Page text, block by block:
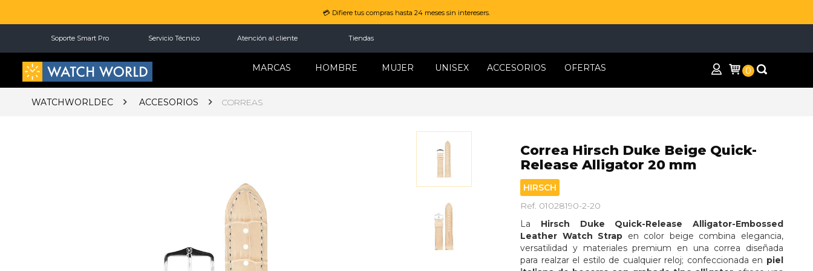
💳 Difiere tus compras hasta 24 meses sin interesers.
Soporte Smart Pro Servicio Técnico Atención al cliente Tiendas
MARCAS HOMBRE MUJER UNISEX ACCESORIOS OFERTAS 0
WATCHWORLDEC ACCESORIOS CORREAS
Correa Hirsch Duke Beige Quick-
Release Alligator 20 mm
HIRSCH
Ref. 01028190-2-20
La Hirsch Duke Quick-Release Alligator-Embossed
Leather Watch Strap en color beige combina elegancia,
versatilidad y materiales premium en una correa diseñada
para realzar el estilo de cualquier reloj; confeccionada en piel